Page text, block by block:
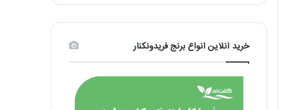
خرید آنلاین انواع برنج فریدونکنار